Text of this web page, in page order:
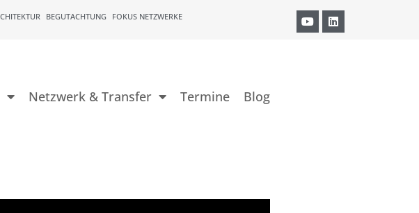
BEGUTACHTUNG FOKUS NETZWERKE
Netzwerk & Transfer Termine Blog